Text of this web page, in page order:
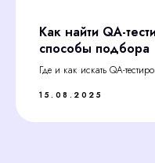
Как найти QA-
способы подбора
Где и как искать QA-
15.08.2025